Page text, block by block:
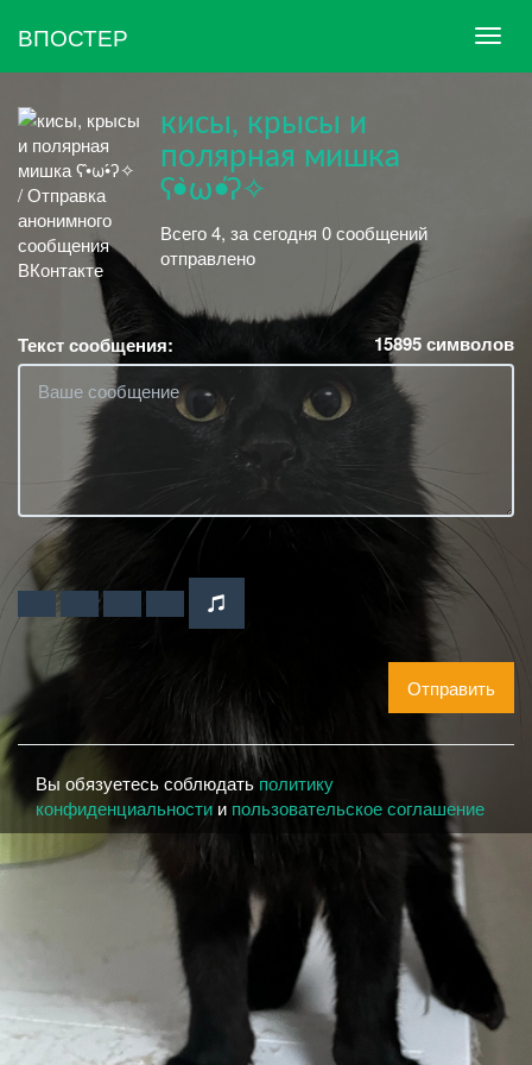
ВПОСТЕР
кисы, крысы и
полярная мишка
ʕ•̀ω•́ʔ✧
Всего 4, за сегодня 0 сообщений
отправлено
Текст сообщения: 15895символов
Отправить
Вы обязуетесь соблюдатьполитику
конфиденциальности и пользовательское соглашение